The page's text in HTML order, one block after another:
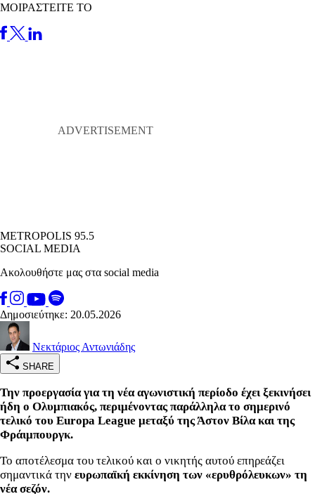
ΜΟΙΡΑΣΤΕΙΤΕ ΤΟ
METROPOLIS 95.5
SOCIAL MEDIA
Ακολουθήστε μας στα social media
Δημοσιεύτηκε: 20.05.2026
Νεκτάριος Αντωνιάδης
SHARE
Την προεργασία για τη νέα αγωνιστική περίοδο έχει ξεκινήσει
ήδη ο Ολυμπιακός, περιμένοντας παράλληλα το σημερινό
τελικό του Europa League μεταξύ της Άστον Βίλα και της
Φράιμπουργκ.
Το αποτέλεσμα του τελικού και ο νικητής αυτού επηρεάζει
σημαντικά την ευρωπαϊκή εκκίνηση των «ερυθρόλευκων» τη
νέα σεζόν.